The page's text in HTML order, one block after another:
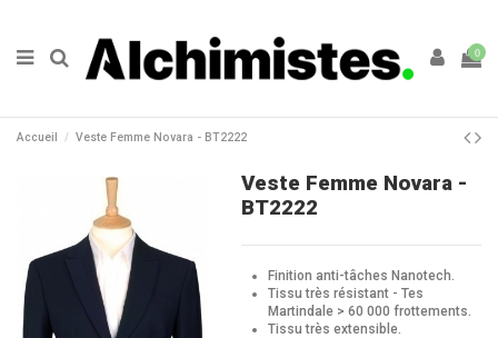
0
Accueil Veste Femme Novara - BT2222
Veste Femme Novara -
BT2222
Finition anti-tâches Nanotech.
Tissu très résistant - Tes
Martindale > 60 000 frottements.
Tissu très extensible.